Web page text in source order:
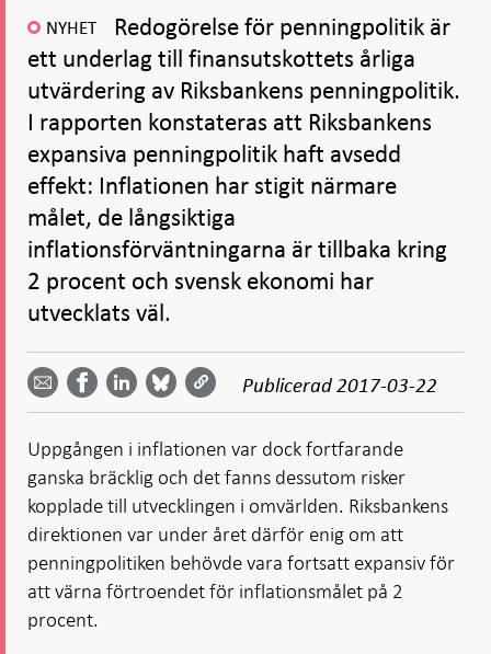
NYHET
Redogörelse för penningpolitik är
ett underlag till finansutskottets årliga
utvärdering av Riksbankens penningpolitik.
I rapporten konstateras att Riksbankens
expansiva penningpolitik haft avsedd
effekt: Inflationen har stigit närmare
målet, de långsiktiga
inflationsförväntningarna är tillbaka kring
2 procent och svensk ekonomi har
utvecklats väl.
Dela
email -
Öppnas
i ny flik
Dela på
Facebook
- Öppnas
Dela på
LinkedIn
-
Öppnas
i ny flik
på
Bluesky
-
i ny flik
på
Twitter
-
i ny flik
Publicerad 2017-03-22
Uppgången i inflationen var dock fortfarande
ganska bräcklig och det fanns dessutom risker
kopplade till utvecklingen i omvärlden. Riksbankens
direktionen var under året därför enig om att
penningpolitiken behövde vara fortsatt expansiv för
att värna förtroendet för inflationsmålet på 2
procent.